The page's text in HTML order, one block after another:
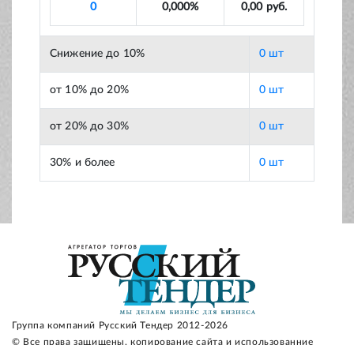
0
0,000%
0,00 руб.
Снижение до 10% 0 шт
от 10% до 20% 0 шт
от 20% до 30% 0 шт
30% и более 0 шт
Группа компаний Русский Тендер 2012-2026
© Все права защищены, копирование сайта и использованние